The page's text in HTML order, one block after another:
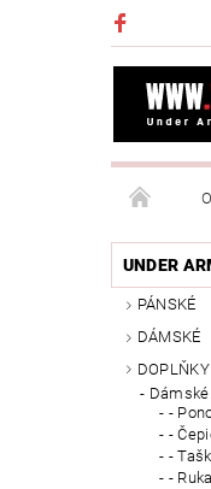
NAPIŠTE
UNDER
PÁNSKÉ
DÁMSKÉ
-
-
-
-